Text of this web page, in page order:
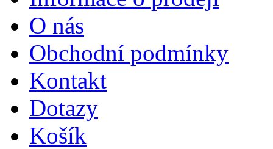
O nás
Obchodní podmínky
Kontakt
Dotazy
Košík